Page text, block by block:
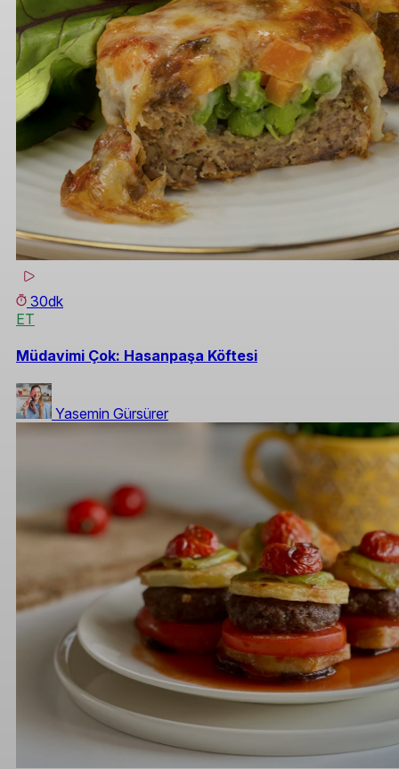
30dk
ET
Müdavimi Çok: Hasanpaşa Köftesi
Yasemin Gürsürer